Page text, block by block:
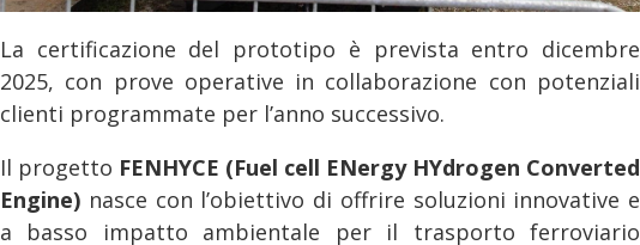
La certificazione del prototipo è prevista entro dicembre
2025, con prove operative in collaborazione con potenziali
clienti programmate per l’anno successivo.
Il progetto FENHYCE (Fuel cell ENergy HYdrogen Converted
Engine) nasce con l’obiettivo di offrire soluzioni innovative e
a basso impatto ambientale per il trasporto ferroviario